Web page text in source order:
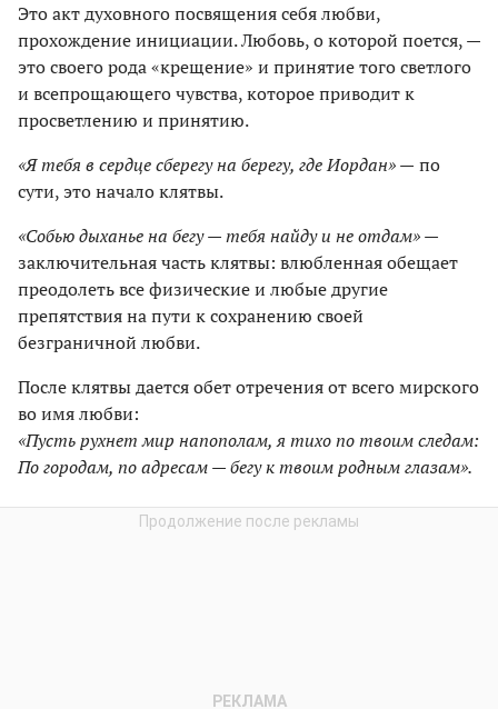
Это акт духовного посвящения себя любви,
прохождение инициации. Любовь, о которой поется, —
это своего рода «крещение» и принятие того светлого
и всепрощающего чувства, которое приводит к
просветлению и принятию.
«Я тебя в сердце сберегу на берегу, где Иордан» — по
сути, это начало клятвы.
«Собью дыханье на бегу — тебя найду и не отдам» —
заключительная часть клятвы: влюбленная обещает
преодолеть все физические и любые другие
препятствия на пути к сохранению своей
безграничной любви.
После клятвы дается обет отречения от всего мирского
во имя любви:
«Пусть рухнет мир напополам, я тихо по твоим следам:
По городам, по адресам — бегу к твоим родным глазам».